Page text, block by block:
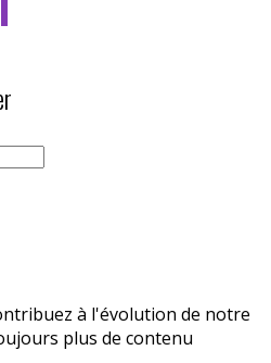
à l'évolution de notre
plus de contenu